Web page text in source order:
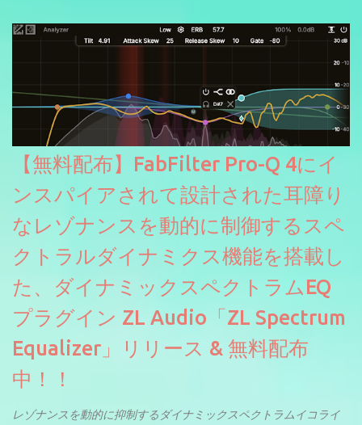
【無料配布】FabFilter Pro-Q 4にイ
ンスパイアされて設計された耳障り
なレゾナンスを動的に制御するスペ
クトラルダイナミクス機能を搭載し
た、ダイナミックスペクトラムEQ
プラグイン ZL Audio「ZL Spectrum
Equalizer」リリース & 無料配布
中！！
レゾナンスを動的に抑制するダイナミックスペクトラムイコライ